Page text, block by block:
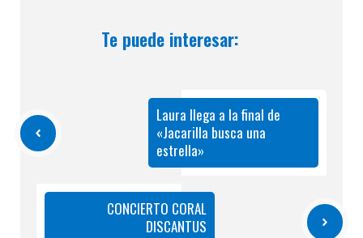
Te puede interesar:
Laura llega a la final de
«Jacarilla busca una
estrella»
CONCIERTO CORAL
DISCANTUS